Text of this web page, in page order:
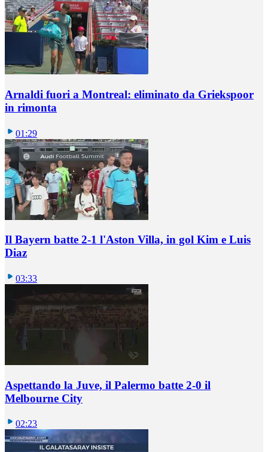
Arnaldi fuori a Montreal: eliminato da Griekspoor
in rimonta
01:29
Il Bayern batte 2-1 l'Aston Villa, in gol Kim e Luis
Diaz
03:33
Aspettando la Juve, il Palermo batte 2-0 il
Melbourne City
02:23